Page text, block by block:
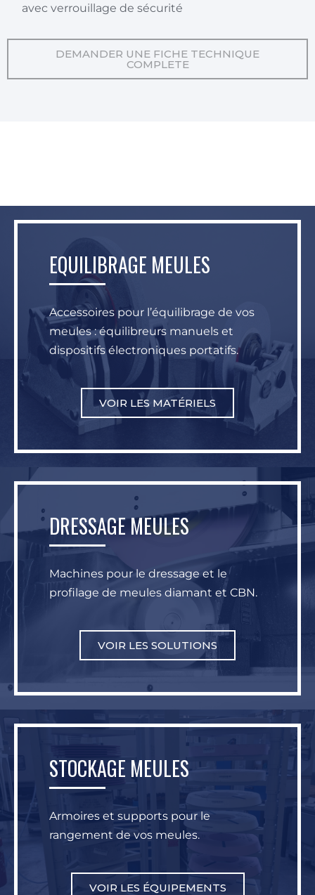
avec verrouillage de sécurité
DEMANDER UNE FICHE TECHNIQUE
COMPLETE
EQUILIBRAGE MEULES
Accessoires pour l’équilibrage de vos
meules : équilibreurs manuels et
dispositifs électroniques portatifs.
VOIR LES MATÉRIELS
DRESSAGE MEULES
Machines pour le dressage et le
profilage de meules diamant et CBN.
VOIR LES SOLUTIONS
STOCKAGE MEULES
Armoires et supports pour le
rangement de vos meules.
VOIR LES ÉQUIPEMENTS